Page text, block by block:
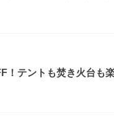
！テントも焚き火台も